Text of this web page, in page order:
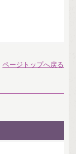
ページトップへ戻る